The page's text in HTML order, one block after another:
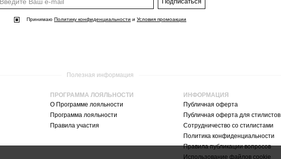
Принимаю Политику конфиденциальности и Условия промоакции
Полезная информация
ПРОГРАММА ЛОЯЛЬНОСТИ
О Программе лояльности
Программа лояльности
Правила участия
ИНФОРМАЦИЯ
Публичная оферта
Публичная оферта для стилистов
Сотрудничество со стилистами
Политика конфиденциальности
Правила публикации вопросов
Использование файлов cookie